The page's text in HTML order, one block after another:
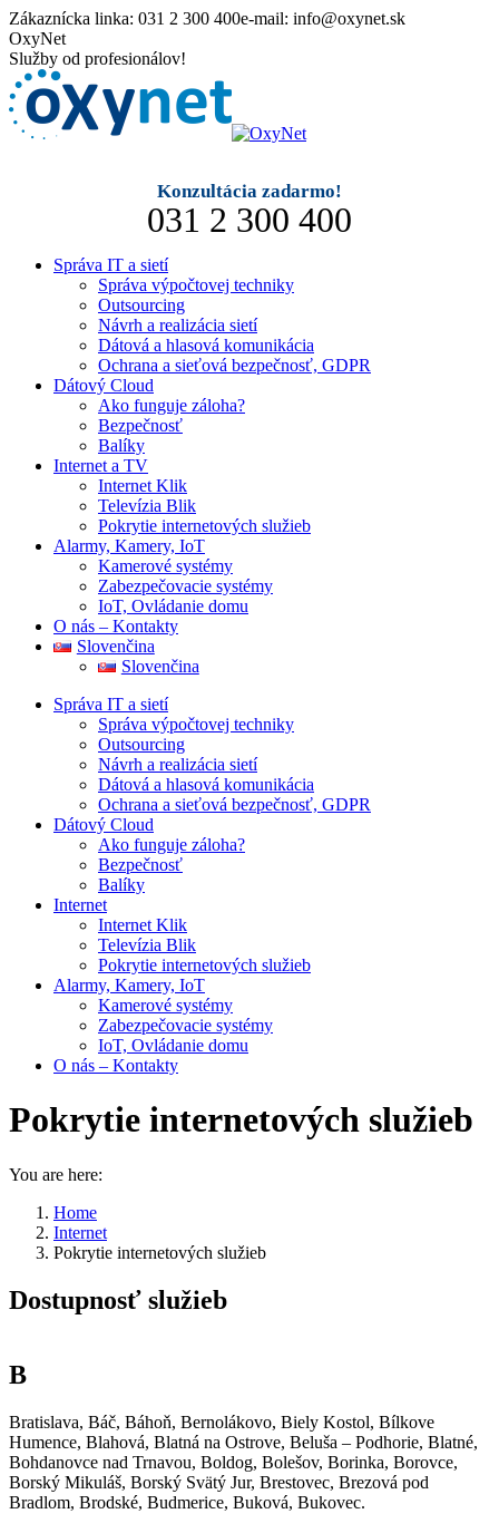
Skip
to
content
Zákaznícka linka: 031 2 300 400e-mail: info@oxynet.sk
Mail
page
opens
in
new
window
Facebook
page
opens
in
new
window
OxyNet
Služby od profesionálov!
Konzultácia zadarmo!
031 2 300 400
Správa IT a sietí
Správa výpočtovej techniky
Outsourcing
Návrh a realizácia sietí
Dátová a hlasová komunikácia
Ochrana a sieťová bezpečnosť, GDPR
Dátový Cloud
Ako funguje záloha?
Bezpečnosť
Balíky
Internet a TV
Internet Klik
Televízia Blik
Pokrytie internetových služieb
Alarmy, Kamery, IoT
Kamerové systémy
Zabezpečovacie systémy
IoT, Ovládanie domu
O nás – Kontakty
Slovenčina
Slovenčina
Správa IT a sietí
Správa výpočtovej techniky
Outsourcing
Návrh a realizácia sietí
Dátová a hlasová komunikácia
Ochrana a sieťová bezpečnosť, GDPR
Dátový Cloud
Ako funguje záloha?
Bezpečnosť
Balíky
Internet
Internet Klik
Televízia Blik
Pokrytie internetových služieb
Alarmy, Kamery, IoT
Kamerové systémy
Zabezpečovacie systémy
IoT, Ovládanie domu
O nás – Kontakty
Pokrytie internetových služieb
You are here:
Home
Internet
Pokrytie internetových služieb
Dostupnosť služieb
B
Bratislava, Báč, Báhoň, Bernolákovo, Biely Kostol, Bílkove
Humence, Blahová, Blatná na Ostrove, Beluša – Podhorie, Blatné,
Bohdanovce nad Trnavou, Boldog, Bolešov, Borinka, Borovce,
Borský Mikuláš, Borský Svätý Jur, Brestovec, Brezová pod
Bradlom, Brodské, Budmerice, Buková, Bukovec.